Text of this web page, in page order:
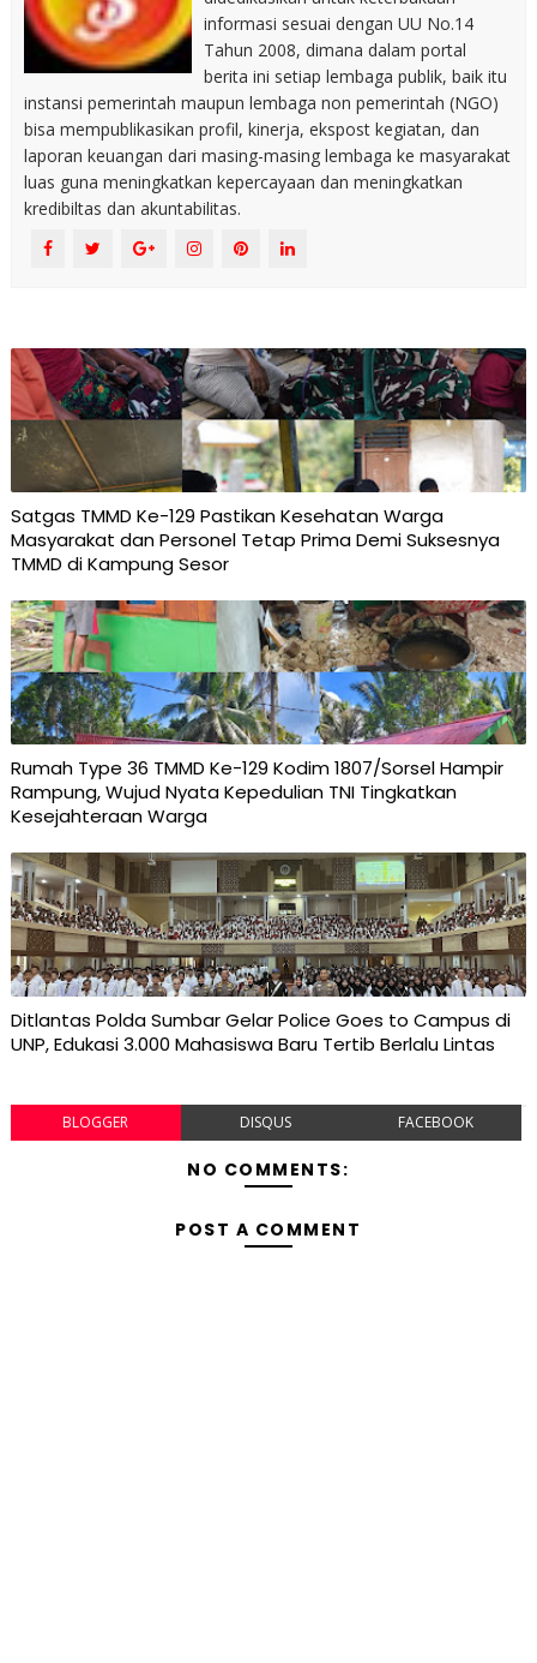
informasi sesuai dengan UU No.14
Tahun 2008, dimana dalam portal
berita ini setiap lembaga publik, baik itu
instansi pemerintah maupun lembaga non pemerintah (NGO)
bisa mempublikasikan profil, kinerja, ekspost kegiatan, dan
laporan keuangan dari masing-masing lembaga ke masyarakat
luas guna meningkatkan kepercayaan dan meningkatkan
kredibiltas dan akuntabilitas.
Satgas TMMD Ke-129 Pastikan Kesehatan Warga
Masyarakat dan Personel Tetap Prima Demi Suksesnya
TMMD di Kampung Sesor
Rumah Type 36 TMMD Ke-129 Kodim 1807/Sorsel Hampir
Rampung, Wujud Nyata Kepedulian TNI Tingkatkan
Kesejahteraan Warga
Ditlantas Polda Sumbar Gelar Police Goes to Campus di
UNP, Edukasi 3.000 Mahasiswa Baru Tertib Berlalu Lintas
BLOGGER DISQUS FACEBOOK
NO COMMENTS:
POST A COMMENT